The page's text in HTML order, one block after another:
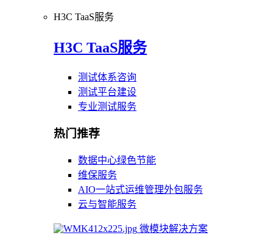
H3C TaaS服务
H3C TaaS服务
测试体系咨询
测试平台建设
专业测试服务
热门推荐
数据中心绿色节能
维保服务
AIO一站式运维管理外包服务
云与智能服务
微模块解决方案